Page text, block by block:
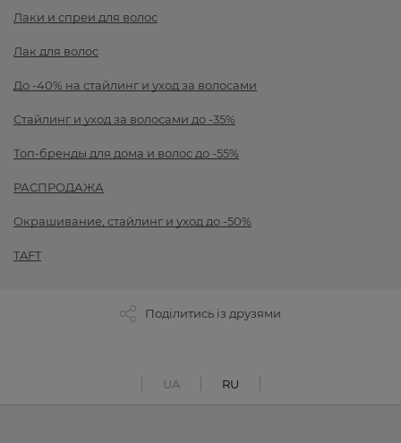
Лаки и спреи для волос
Лак для волос
До -40% на стайлинг и уход за волосами
Стайлинг и уход за волосами до -35%
Топ-бренды для дома и волос до -55%
РАСПРОДАЖА
Окрашивание, стайлинг и уход до -50%
TAFT
Поділитись із друзями
UA RU